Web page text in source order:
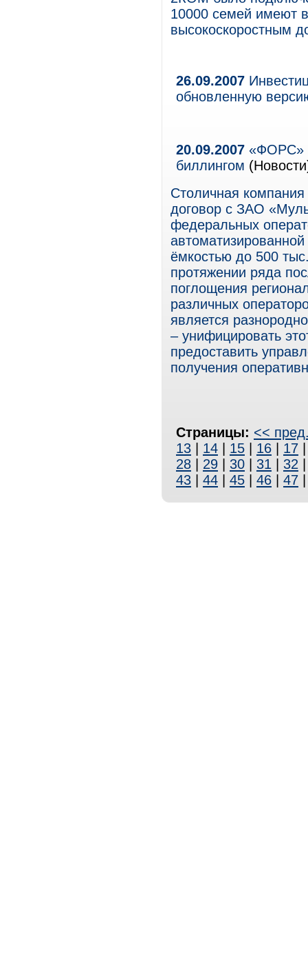
10000 семей имеют
высокоскоростным
26.09.2007
обновленную
20.09.2007 «ФОРС»
биллингом
Столичная
договор с ЗАО
федеральных
ёмкостью до 500
протяжении ряда
поглощения
различных
является
– унифицировать
предоставить
получения
Страницы: <<
13
14 15 16 17
28
29 30 31 32
43
44 45 46 47